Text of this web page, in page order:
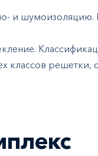
и шумоизоляцию.
классов